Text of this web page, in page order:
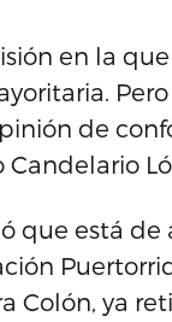
en la
de
que está
Colón, ya